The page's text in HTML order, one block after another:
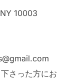
10003
さった方にお